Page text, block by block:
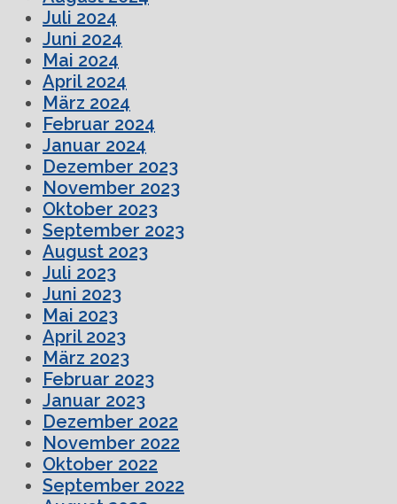
Juli 2024
Juni 2024
Mai 2024
April 2024
März 2024
Februar 2024
Januar 2024
Dezember 2023
November 2023
Oktober 2023
September 2023
August 2023
Juli 2023
Juni 2023
Mai 2023
April 2023
März 2023
Februar 2023
Januar 2023
Dezember 2022
November 2022
Oktober 2022
September 2022